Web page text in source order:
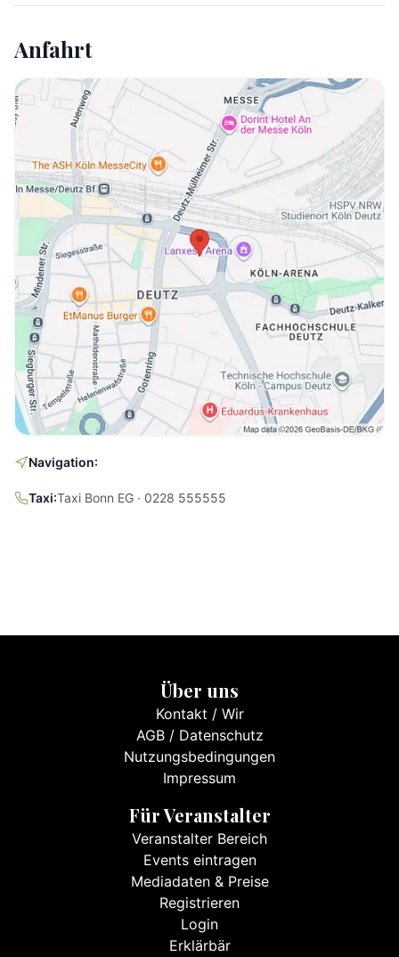
Anfahrt
Navigation:
Taxi:Taxi Bonn EG · 0228 555555
Über uns
Kontakt / Wir
AGB/ Datenschutz
Nutzungsbedingungen
Impressum
Für Veranstalter
Veranstalter Bereich
Events eintragen
Mediadaten & Preise
Registrieren
Login
Erklärbär